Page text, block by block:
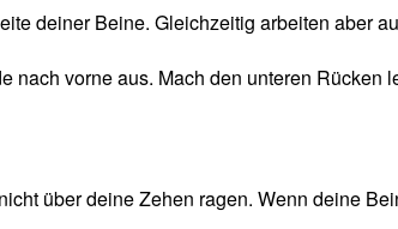
deiner Beine. Gleichzeitig arbeiten aber
vorne aus. Mach den unteren Rücken
über deine Zehen ragen. Wenn deine